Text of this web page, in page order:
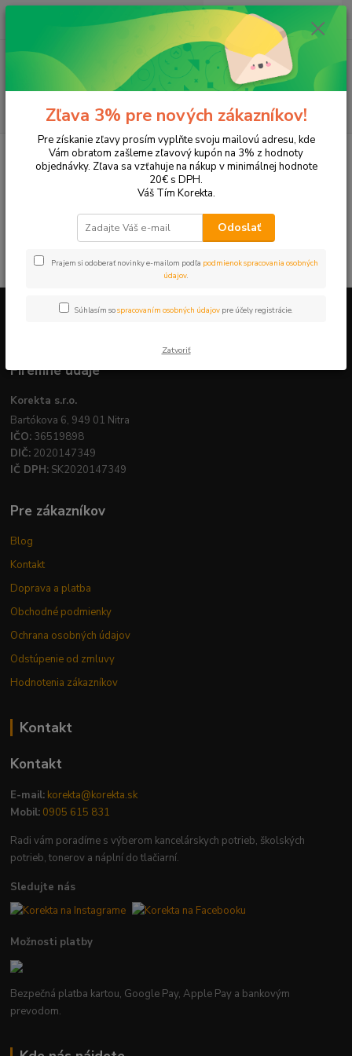
Hľadať
ks
za 0,00 EUR
Tonery a náplne do tlačiarní SAMSUNG SCX-4655F
V tejto kategórii nebol nájdený žiadny tovar.
Firemné údaje
Korekta s.r.o.
Bartókova 6, 949 01 Nitra
IČO: 36519898
DIČ: 2020147349
IČ DPH: SK2020147349
Pre zákazníkov
Blog
Kontakt
Doprava a platba
Obchodné podmienky
Ochrana osobných údajov
Odstúpenie od zmluvy
Hodnotenia zákazníkov
Kontakt
Kontakt
E-mail: korekta@korekta.sk
Mobil: 0905 615 831
Radi vám poradíme s výberom kancelárskych potrieb, školských
potrieb, tonerov a náplní do tlačiarní.
Sledujte nás
Možnosti platby
Bezpečná platba kartou, Google Pay, Apple Pay a bankovým
prevodom.
Zľava 3% pre nových zákazníkov!
Pre získanie zľavy prosím vyplňte svoju mailovú adresu, kde
Vám obratom zašleme zľavový kupón na 3% z hodnoty
objednávky. Zľava sa vzťahuje na nákup v minimálnej hodnote
20€ s DPH.
Váš Tím Korekta.
Odoslať
Prajem si odoberať novinky e-mailom podľa podmienok spracovania osobných
údajov.
Súhlasím sospracovaním osobných údajov pre účely registrácie.
Zatvoriť